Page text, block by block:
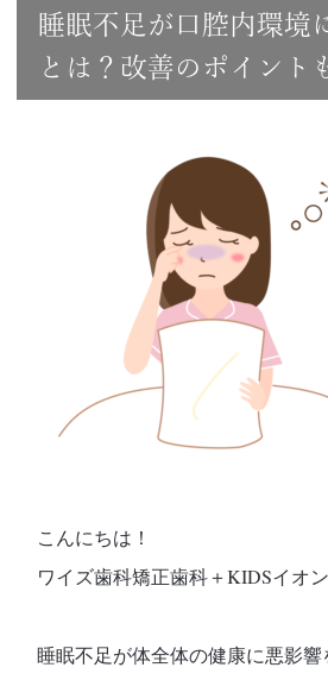
睡眠不足が口腔内環境
とは？改善のポイント
こんにちは！
ワイズ歯科矯正歯科＋KIDSイオ
睡眠不足が体全体の健康に悪影響